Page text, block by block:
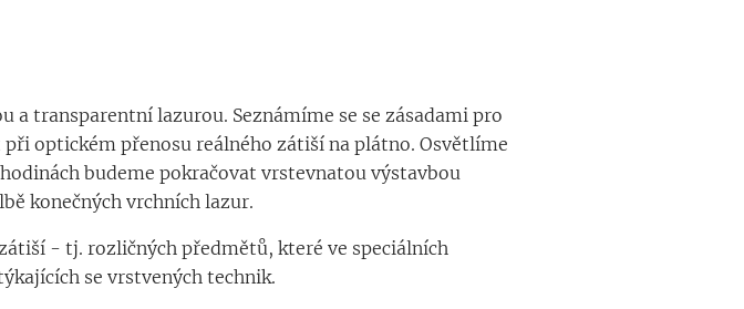
transparentní lazurou. Seznámíme se se zásadami pro
optickém přenosu reálného zátiší na plátno. Osvětlíme
budeme pokračovat vrstevnatou výstavbou
konečných vrchních lazur.
- tj. rozličných předmětů, které ve speciálních
se vrstvených technik.